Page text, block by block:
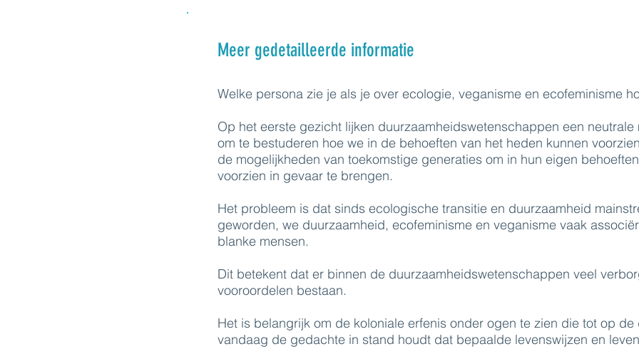
Meer gedetailleerde informatie
Welke persona zie je als je over ecologie, veganisme en ecofeminisme
Op het eerste gezicht lijken duurzaamheidswetenschappen een neutrale
om te bestuderen hoe we in de behoeften van het heden kunnen
de mogelijkheden van toekomstige generaties om in hun eigen
voorzien in gevaar te brengen.
Het probleem is dat sinds ecologische transitie en duurzaamheid
geworden, we duurzaamheid, ecofeminisme en veganisme vaak
blanke mensen.
Dit betekent dat er binnen de duurzaamheidswetenschappen veel
vooroordelen bestaan.
Het is belangrijk om de koloniale erfenis onder ogen te zien die tot op de
vandaag de gedachte in stand houdt dat bepaalde levenswijzen en